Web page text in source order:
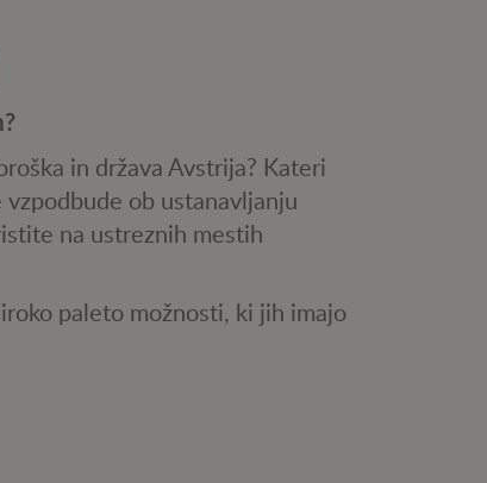
in država Avstrija? Kateri
ob ustanavljanju
na ustreznih mestih
paleto možnosti, ki jih imajo